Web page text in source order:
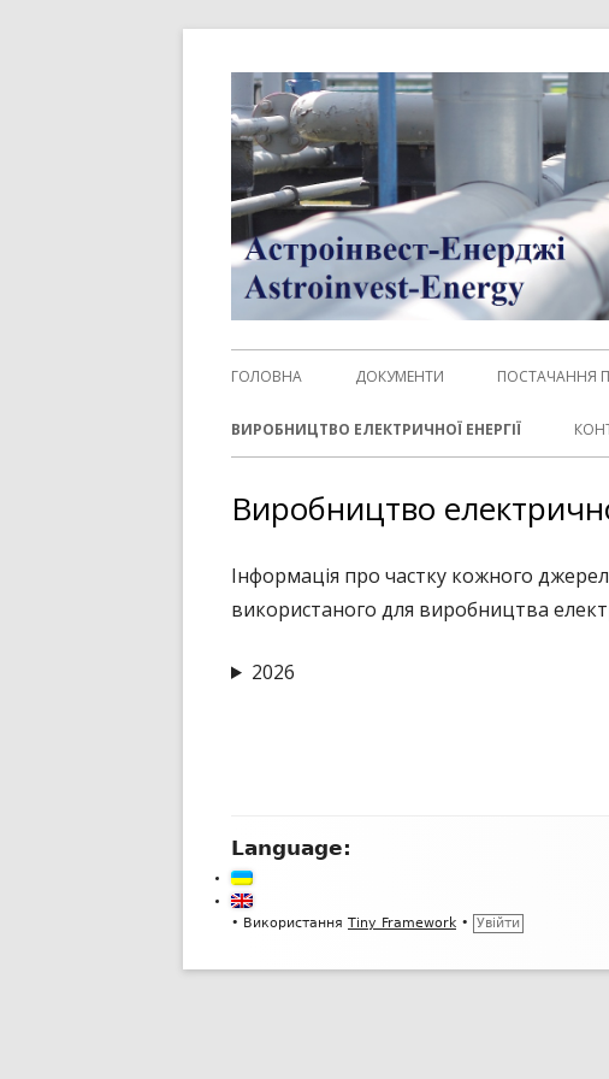
Головне
меню
ГОЛОВНА ДОКУМЕНТИ ПОСТАЧАННЯ
ГАЗУ
ТИПОВИЙ
ВИРОБНИЦТВО ЕЛЕКТРИЧНОЇ ЕНЕРГІЇ
Виробництво
Інформація про частку кожного
використаного для виробництва
2026
Зміст
колонтитулу
Language:
• Використання Tiny Framework • Увійти